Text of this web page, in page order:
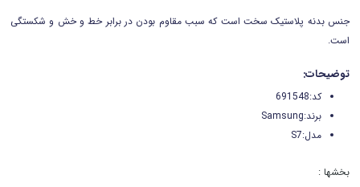
جنس بدنه پلاستیک سخت است که سبب مقاوم بودن در برابر خط و خش و شکستگی
است.
توضیحات:
کد:691548
برند:Samsung
مدل:S7
بخشها :